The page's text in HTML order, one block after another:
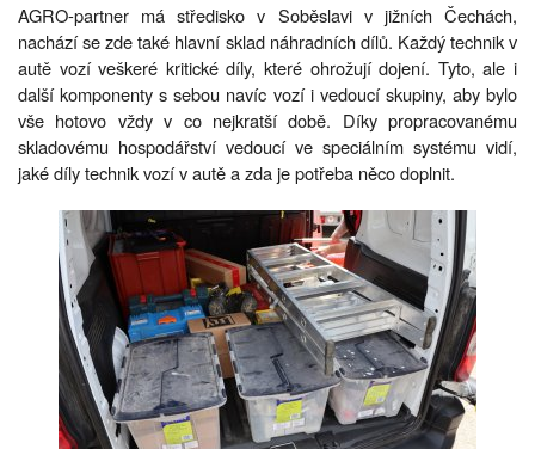
AGRO-partner má středisko v Soběslavi v jižních Čechách,
nachází se zde také hlavní sklad náhradních dílů. Každý technik v
autě vozí veškeré kritické díly, které ohrožují dojení. Tyto, ale i
další komponenty s sebou navíc vozí i vedoucí skupiny, aby bylo
vše hotovo vždy v co nejkratší době. Díky propracovanému
skladovému hospodářství vedoucí ve speciálním systému vidí,
jaké díly technik vozí v autě a zda je potřeba něco doplnit.